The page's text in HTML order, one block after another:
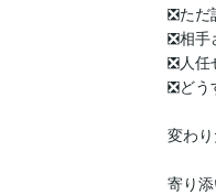
❎た
❎相
❎人
❎ど
変わ
寄り